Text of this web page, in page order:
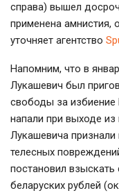
справа) вышел
применена амнистия,
уточняет агентство
Напомним, что в
Лукашевич был
свободы за
напали при выходе из
Лукашевича
телесных
постановил
беларуских рублей